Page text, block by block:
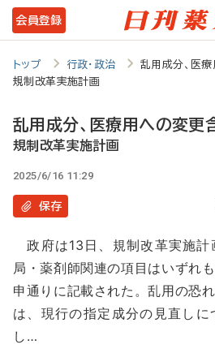
メ
イ
コ
ン
テ
ツ
に
動
会員登録
トップ 行政・政治
乱用成分、医
規制改革実施計画
乱用成分、医療用への変更
規制改革実施計画
2025/6/16 11:29
保存
政府は13日、規制改革実施計
局・薬剤師関連の項目はいずれ
申通りに記載された。乱用の恐
は、現行の指定成分の見直し
し…